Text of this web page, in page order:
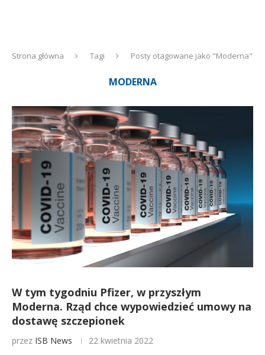
Strona główna Tagi Posty otagowane jako "Moderna"
MODERNA
W tym tygodniu Pfizer, w przyszłym
Moderna. Rząd chce wypowiedzieć umowy na
dostawę szczepionek
przez ISB News 22 kwietnia 2022